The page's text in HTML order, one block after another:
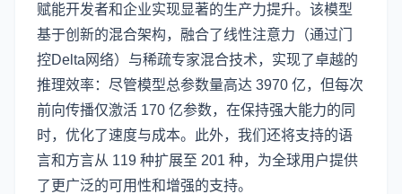
赋能开发者和企业实现显著的生产力提升。该模型
基于创新的混合架构，融合了线性注意力（通过门
控Delta网络）与稀疏专家混合技术，实现了卓越的
推理效率：尽管模型总参数量高达 3970 亿，但每次
前向传播仅激活 170 亿参数，在保持强大能力的同
时，优化了速度与成本。此外，我们还将支持的语
言和方言从 119 种扩展至 201 种，为全球用户提供
了更广泛的可用性和增强的支持。